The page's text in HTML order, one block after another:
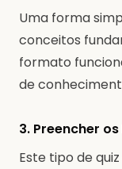
Uma forma
conceitos
formato
de
3. Preencher
Este tipo de